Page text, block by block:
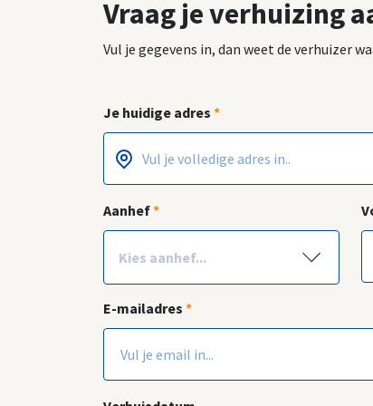
Vraag je verhuizing
Vul je gegevens in, dan weet de verhuizer
Je huidige adres *
Postcode*
Huisnummer
Aanhef*
E-mailadres *